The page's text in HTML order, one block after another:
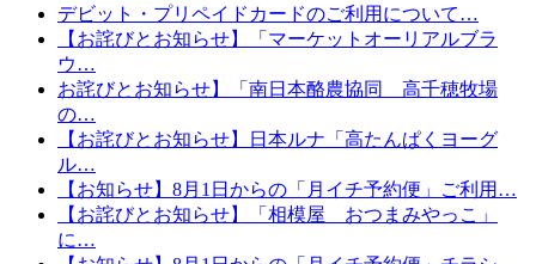
デビット・プリペイドカードのご利用について…
【お詫びとお知らせ】「マーケットオーリアルブラ
ウ…
お詫びとお知らせ】「南日本酪農協同 高千穂牧場
の…
【お詫びとお知らせ】日本ルナ「高たんぱくヨーグ
ル…
【お知らせ】8月1日からの「月イチ予約便」ご利用…
【お詫びとお知らせ】「相模屋 おつまみやっこ」
に…